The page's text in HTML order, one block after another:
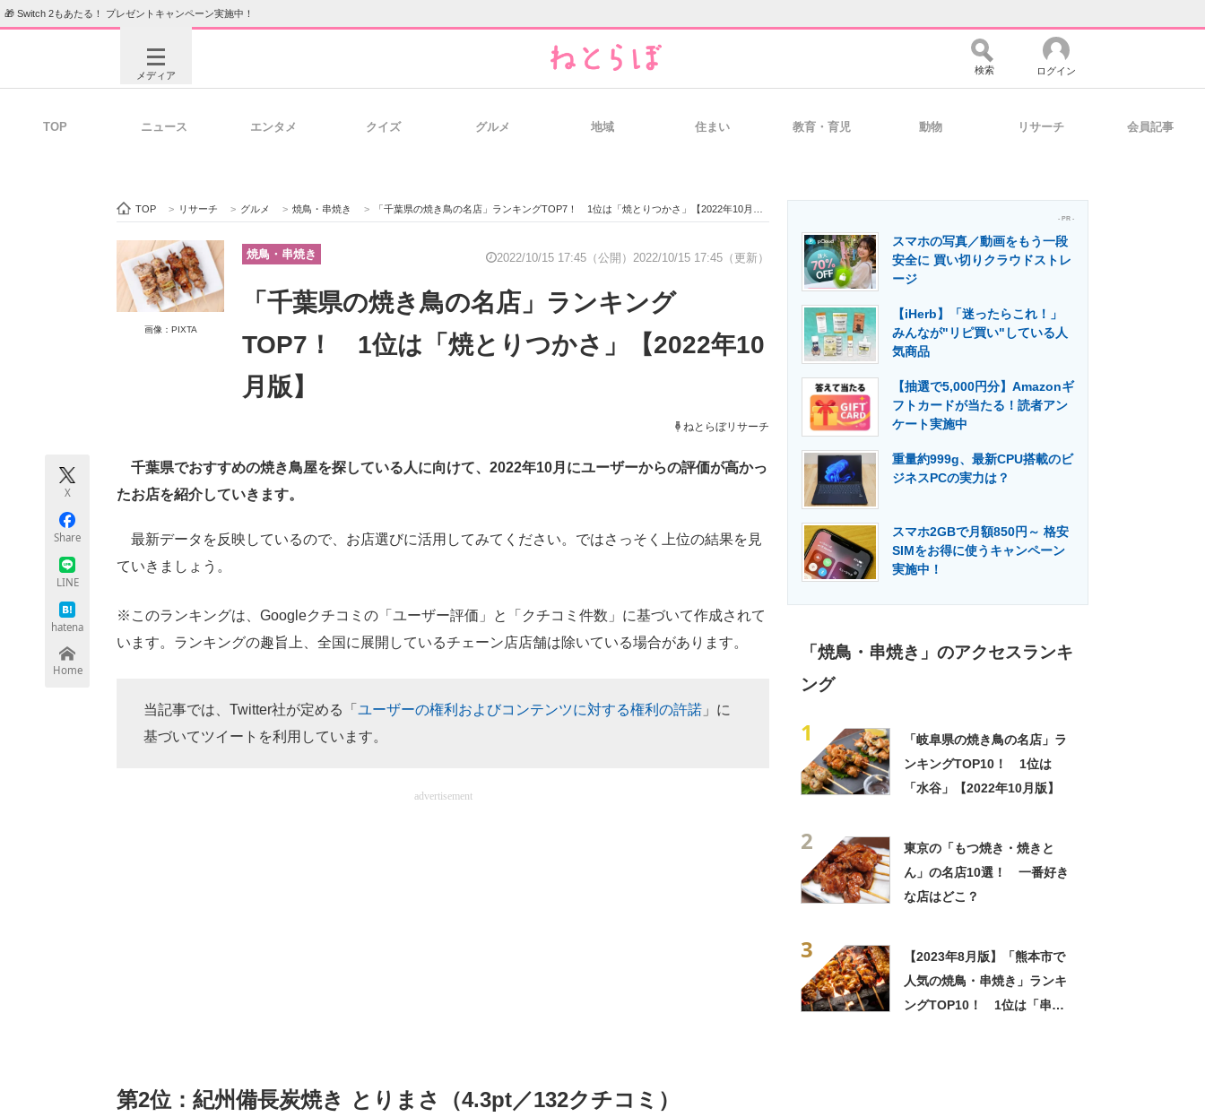
🎁 Switch 2もあたる！ プレゼントキャンペーン実施中！
メディア
ビジネスと働き方のヒント 経営リーダーのコミュニティ マーケ×ITの今がよく分かる
ITエンジニア向け専門サイト IT製品の技術・比較・事例 製造業のIT導入・活用を支援
エネルギーの専門メディア 建設×テクノロジーの最前線
ちょっと気になるネットの話題
検索 ログイン
TOP ニュース エンタメ クイズ グルメ 地域 住まい 教育・育児 動物 リサーチ 会員記事
TOP > リサーチ > グルメ > 焼鳥・串焼き > 「千葉県の焼き鳥の名店」ランキングTOP7！ 1位は「焼とりつかさ」【2022年10月版】
画像：PIXTA
焼鳥・串焼き 2022/10/15 17:45（公開） 2022/10/15 17:45（更新）
「千葉県の焼き鳥の名店」ランキング
TOP7！ 1位は「焼とりつかさ」【2022年10
月版】
ねとらぼリサーチ
X
Share
LINE
hatena
Home
千葉県でおすすめの焼き鳥屋を探している人に向けて、2022年10月にユーザーからの評価が高かっ
たお店を紹介していきます。
最新データを反映しているので、お店選びに活用してみてください。ではさっそく上位の結果を見
ていきましょう。
※このランキングは、Googleクチコミの「ユーザー評価」と「クチコミ件数」に基づいて作成されて
います。ランキングの趣旨上、全国に展開しているチェーン店店舗は除いている場合があります。
当記事では、Twitter社が定める「 ユーザーの権利およびコンテンツに対する権利の許諾 」に
基づいてツイートを利用しています。
advertisement
第2位：紀州備長炭焼き とりまさ（4.3pt／132クチコミ）
- PR -
スマホの写真／動画をもう一段
安全に 買い切りクラウドストレ
ージ
【iHerb】「迷ったらこれ！」
みんなが"リピ買い"している人
気商品
【抽選で5,000円分】Amazonギ
フトカードが当たる！読者アン
ケート実施中
重量約999g、最新CPU搭載のビ
ジネスPCの実力は？
スマホ2GBで月額850円～ 格安
SIMをお得に使うキャンペーン
実施中！
「焼鳥・串焼き」のアクセスランキ
ング
1
「岐阜県の焼き鳥の名店」ラ
ンキングTOP10！ 1位は
「水谷」【2022年10月版】
2
東京の「もつ焼き・焼きと
ん」の名店10選！ 一番好き
な店はどこ？
3
【2023年8月版】「熊本市で
人気の焼鳥・串焼き」ランキ
ングTOP10！ 1位は「串源